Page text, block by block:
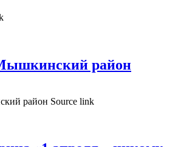
район
район Source link